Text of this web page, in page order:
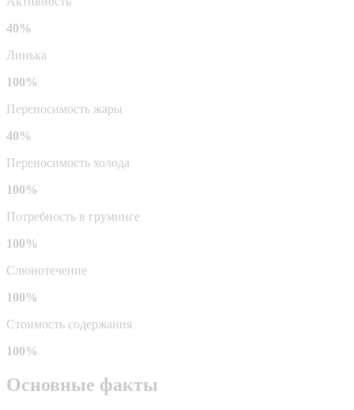
40%
Линька
100%
Переносимость жары
40%
Переносимость холода
100%
Потребность в груминге
100%
Слюнотечение
100%
Стоимость содержания
100%
Основные факты